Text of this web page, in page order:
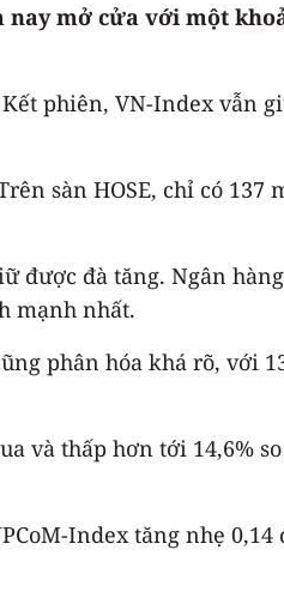
nay mở cửa với một
phiên, VN-Index vẫn
sàn HOSE, chỉ có 137
được đà tăng. Ngân
mạnh nhất.
phân hóa khá rõ, với
và thấp hơn tới 14,6%
Index tăng nhẹ 0,14